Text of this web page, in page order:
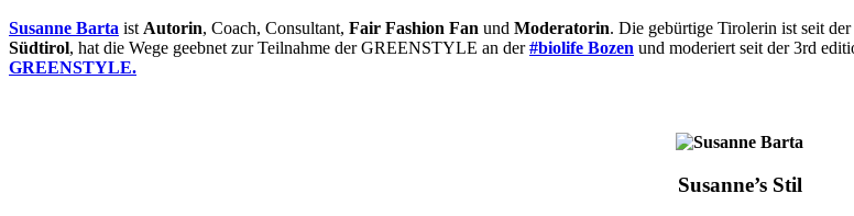
Susanne Barta ist Autorin, Coach, Consultant, Fair Fashion Fan und Moderatorin. Die gebürtige Tirolerin ist seit
Südtirol, hat die Wege geebnet zur Teilnahme der GREENSTYLE an der#biolife Bozen und moderiert seit der 3rd
GREENSTYLE.
Susanne’s Stil